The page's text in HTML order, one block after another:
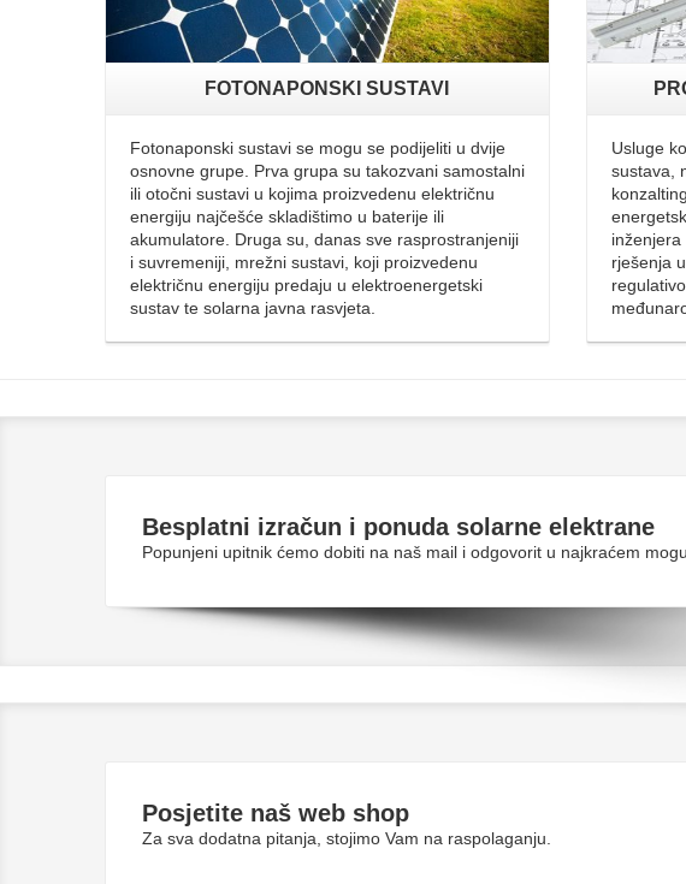
FOTONAPONSKI SUSTAVI
Fotonaponski sustavi se mogu se podijeliti u dvije
osnovne grupe. Prva grupa su takozvani samostalni
ili otočni sustavi u kojima proizvedenu električnu
energiju najčešće skladištimo u baterije ili
akumulatore. Druga su, danas sve rasprostranjeniji
i suvremeniji, mrežni sustavi, koji proizvedenu
električnu energiju predaju u elektroenergetski
sustav te solarna javna rasvjeta.
Usluge
sustava,
rješenja
Besplatni izračun i ponuda solarne elektrane
Popunjeni upitnik ćemo dobiti na naš mail i odgovorit u najkraćem
Posjetite naš web shop
Za sva dodatna pitanja, stojimo Vam na raspolaganju.